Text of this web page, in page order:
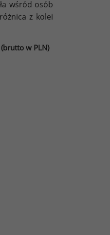
wśród osób
z kolei
w PLN)